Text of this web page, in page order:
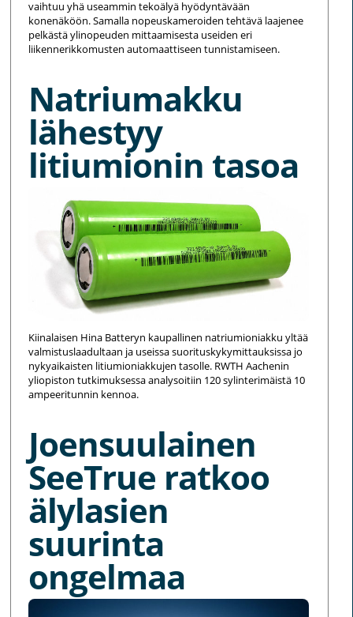
vaihtuu yhä useammin tekoälyä hyödyntävään
konenäköön. Samalla nopeuskameroiden tehtävä laajenee
pelkästä ylinopeuden mittaamisesta useiden eri
liikennerikkomusten automaattiseen tunnistamiseen.
Natriumakku
lähestyy
litiumionin tasoa
Kiinalaisen Hina Batteryn kaupallinen natriumioniakku yltää
valmistuslaadultaan ja useissa suorituskykymittauksissa jo
nykyaikaisten litiumioniakkujen tasolle. RWTH Aachenin
yliopiston tutkimuksessa analysoitiin 120 sylinterimäistä 10
ampeeritunnin kennoa.
Joensuulainen
SeeTrue ratkoo
älylasien
suurinta
ongelmaa